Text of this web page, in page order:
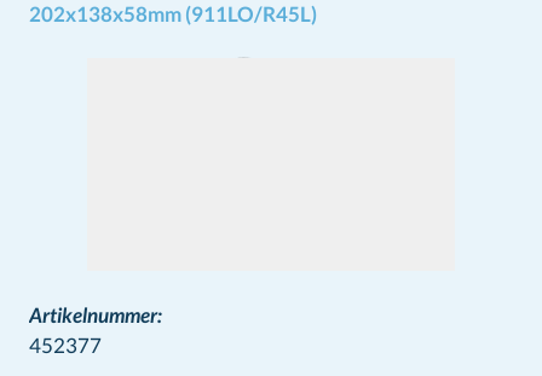
202x138x58mm (911LO/R45L)
Artikelnummer:
452377